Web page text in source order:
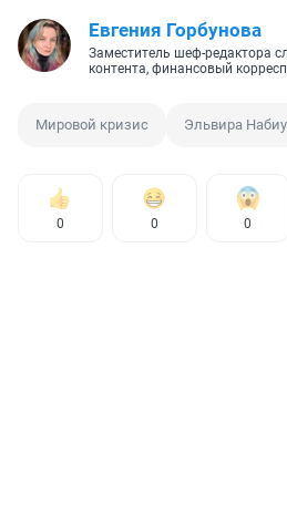
Евгения Горбунова
Заместитель шеф-редактора
контента, финансовый
Мировой кризис Эльвира
0 0 0